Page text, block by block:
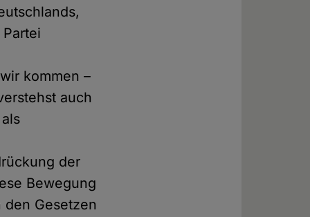
kommen –
auch
der
Bewegung
Gesetzen